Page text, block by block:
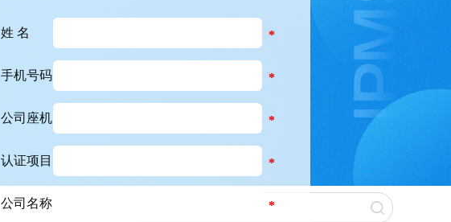
姓 名 *
手机号码 *
公司座机 *
认证项目 *
公司名称 *